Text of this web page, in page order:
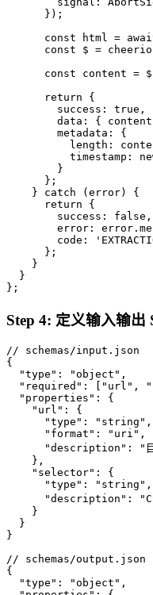
      });
const html =
const $ =
const content =
      return {
        success: true,
data: {
        metadata: {
length:
timestamp:
        }
      };
    } catch (error) {
      return {
        success: false,
error:
code:
      };
    }
  }
};
Step 4: 定义输入输出
// schemas/input.json
{
  "type": "object",
"required": ["url",
  "properties": {
    "url": {
      "type": "string",
      "format": "uri",
"description": "
    },
    "selector": {
      "type": "string",
"description":
    }
  }
}
// schemas/output.json
{
  "type": "object",